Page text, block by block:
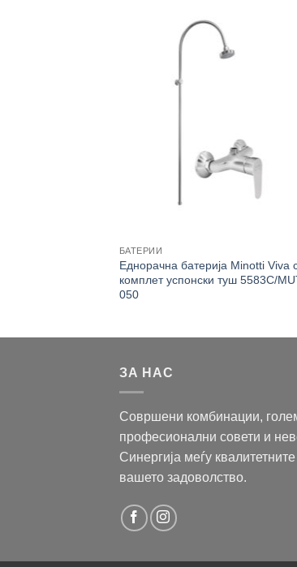
БАТЕРИИ
Еднорачна батерија Minotti Viva
комплет успонски туш 5583C/
050
ЗА НАС
Совршени комбинации,
професионални совети и
Синергија меѓу
вашето задоволство.